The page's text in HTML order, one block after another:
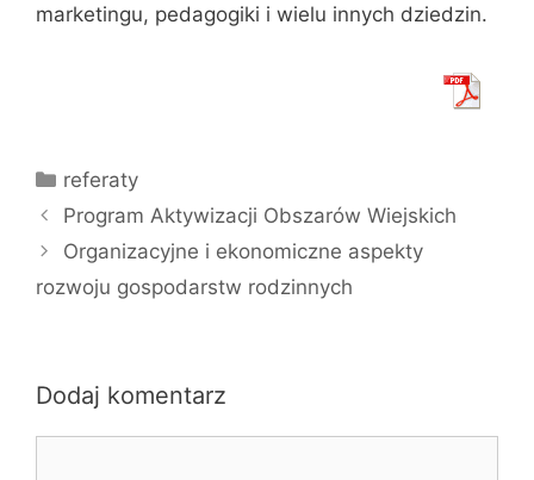
marketingu, pedagogiki i wielu innych dziedzin.
Kategorie
referaty
Program Aktywizacji Obszarów Wiejskich
Organizacyjne i ekonomiczne aspekty
rozwoju gospodarstw rodzinnych
Dodaj komentarz